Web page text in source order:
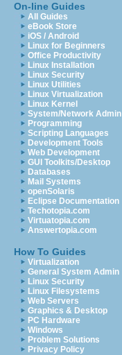
On-line Guides
All Guides
eBook Store
iOS / Android
Linux for Beginners
Office Productivity
Linux Installation
Linux Security
Linux Utilities
Linux Virtualization
Linux Kernel
System/Network Admin
Programming
Scripting Languages
Development Tools
Web Development
GUI Toolkits/Desktop
Databases
Mail Systems
openSolaris
Eclipse Documentation
Techotopia.com
Virtuatopia.com
Answertopia.com
How To Guides
Virtualization
General System Admin
Linux Security
Linux Filesystems
Web Servers
Graphics & Desktop
PC Hardware
Windows
Problem Solutions
Privacy Policy